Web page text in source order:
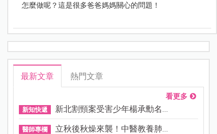
怎麼做呢？這是很多爸爸媽媽關心的問題！
最新文章 熱門文章
看更多
新知快遞 新北割頸案受害少年楊承勳名...
醫師專欄 立秋後秋燥來襲！中醫教養肺...